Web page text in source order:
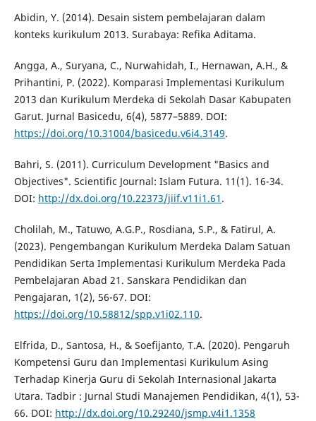
Abidin, Y. (2014). Desain sistem pembelajaran dalam
konteks kurikulum 2013. Surabaya: Refika Aditama.
Angga, A., Suryana, C., Nurwahidah, I., Hernawan, A.H., &
Prihantini, P. (2022). Komparasi Implementasi Kurikulum
2013 dan Kurikulum Merdeka di Sekolah Dasar Kabupaten
Garut. Jurnal Basicedu, 6(4), 5877–5889. DOI:
https://doi.org/10.31004/basicedu.v6i4.3149.
Bahri, S. (2011). Curriculum Development "Basics and
Objectives". Scientific Journal: Islam Futura. 11(1). 16-34.
DOI: http://dx.doi.org/10.22373/jiif.v11i1.61 .
Cholilah, M., Tatuwo, A.G.P., Rosdiana, S.P., & Fatirul, A.
(2023). Pengembangan Kurikulum Merdeka Dalam Satuan
Pendidikan Serta Implementasi Kurikulum Merdeka Pada
Pembelajaran Abad 21. Sanskara Pendidikan dan
Pengajaran, 1(2), 56-67. DOI:
https://doi.org/10.58812/spp.v1i02.110.
Elfrida, D., Santosa, H., & Soefijanto, T.A. (2020). Pengaruh
Kompetensi Guru dan Implementasi Kurikulum Asing
Terhadap Kinerja Guru di Sekolah Internasional Jakarta
Utara. Tadbir : Jurnal Studi Manajemen Pendidikan, 4(1), 53-
66. DOI: http://dx.doi.org/10.29240/jsmp.v4i1.1358